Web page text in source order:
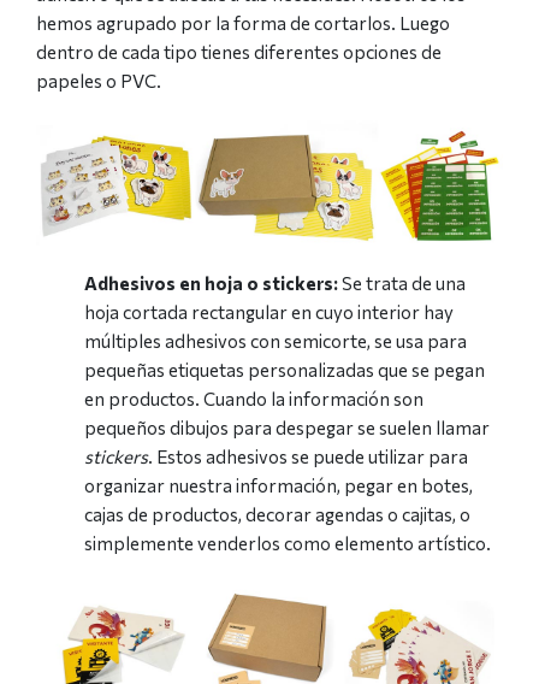
hemos agrupado por la forma de cortarlos. Luego
dentro de cada tipo tienes diferentes opciones de
papeles o PVC.
Adhesivos en hoja o stickers:Se trata de una
hoja cortada rectangular en cuyo interior hay
múltiples adhesivos con semicorte, se usa para
pequeñas etiquetas personalizadas que se pegan
en productos. Cuando la información son
pequeños dibujos para despegar se suelen llamar
stickers. Estos adhesivos se puede utilizar para
organizar nuestra información, pegar en botes,
cajas de productos, decorar agendas o cajitas, o
simplemente venderlos como elemento artístico.